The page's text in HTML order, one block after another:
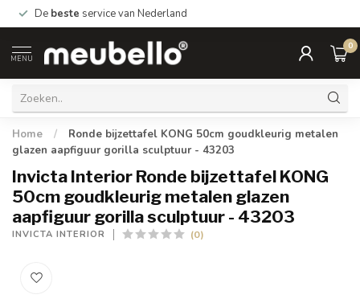
De beste service van Nederland
MENU
0
Home /
Ronde bijzettafel KONG 50cm goudkleurig metalen
glazen aapfiguur gorilla sculptuur - 43203
Invicta Interior Ronde bijzettafel KONG
50cm goudkleurig metalen glazen
aapfiguur gorilla sculptuur - 43203
INVICTA INTERIOR (0)